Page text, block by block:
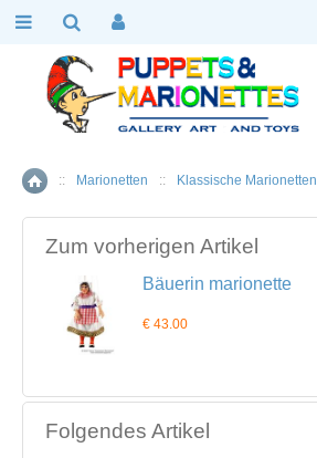
Home
:: Marionetten :: Klassische Marionetten
Zum vorherigen Artikel
Bäuerin marionette
€ 43.00
Folgendes Artikel